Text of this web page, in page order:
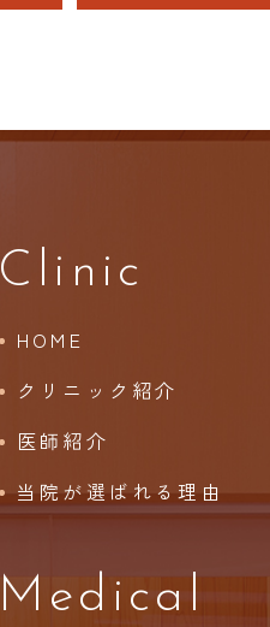
Clinic
HOME
クリニック紹介
医師紹介
当院が選ばれる理由
Medical